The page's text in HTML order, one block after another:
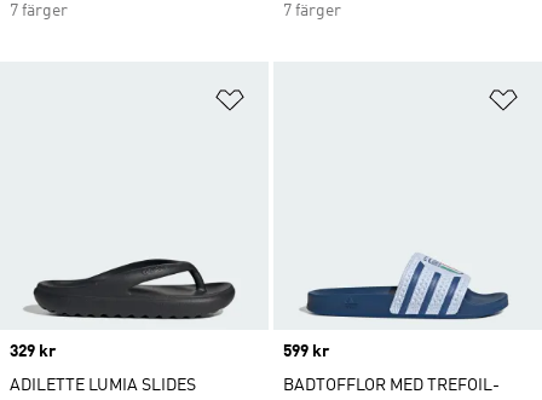
7 färger
7 färger
Price
329 kr
ADILETTE LUMIA SLIDES
Price
599 kr
BADTOFFLOR MED TREFOIL-